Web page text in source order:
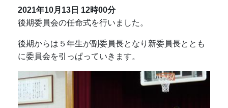
2021年10月13日 12時00分
後期委員会の任命式を行いました。
後期からは５年生が副委員長となり新委員長ととも
に委員会を引っぱっていきます。